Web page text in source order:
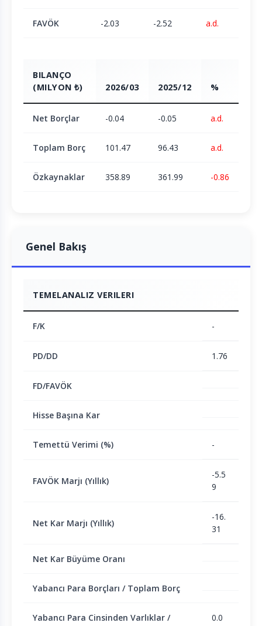
FAVÖK -2.03 -2.52 a.d.
BILANÇO
(MILYON ₺)
2026/03 2025/12 %
Net Borçlar -0.04 -0.05 a.d.
Toplam Borç 101.47 96.43 a.d.
Özkaynaklar 358.89 361.99 -0.86
Genel Bakış
TEMELANALIZ VERILERI
F/K -
PD/DD 1.76
FD/FAVÖK
Hisse Başına Kar
Temettü Verimi (%) -
FAVÖK Marjı (Yıllık)
-5.5
9
Net Kar Marjı (Yıllık)
-16.
31
Net Kar Büyüme Oranı
Yabancı Para Borçları / Toplam Borç
Yabancı Para Cinsinden Varlıklar /
0.0